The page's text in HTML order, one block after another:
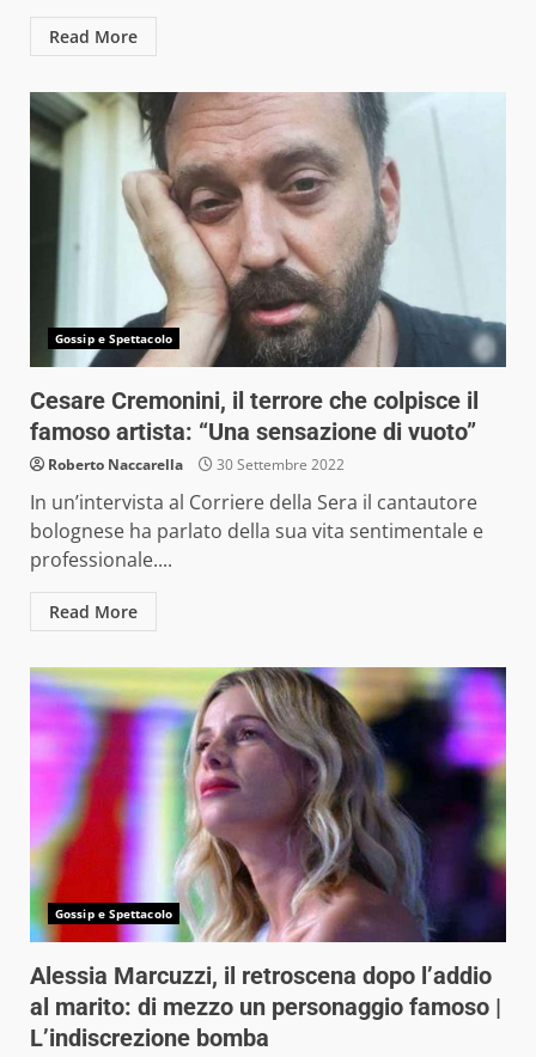
Read More
Gossip e Spettacolo
Cesare Cremonini, il terrore che colpisce il
famoso artista: “Una sensazione di vuoto”
Roberto Naccarella 30 Settembre 2022
In un’intervista al Corriere della Sera il cantautore
bolognese ha parlato della sua vita sentimentale e
professionale....
Read More
Gossip e Spettacolo
Alessia Marcuzzi, il retroscena dopo l’addio
al marito: di mezzo un personaggio famoso |
L’indiscrezione bomba